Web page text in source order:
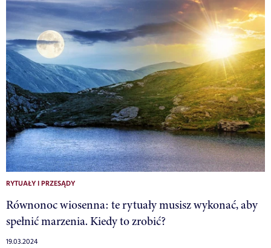
RYTUAŁY I PRZESĄDY
Równonoc wiosenna: te rytuały musisz wykonać, aby
spełnić marzenia. Kiedy to zrobić?
19.03.2024